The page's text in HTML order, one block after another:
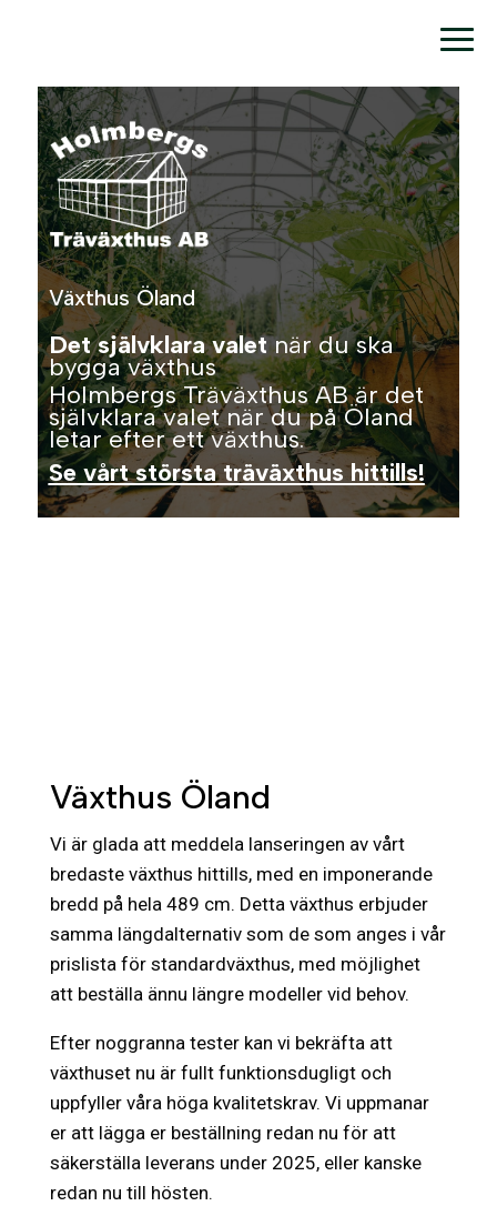
Växthus Öland
Det självklara valetnär du ska
bygga växthus
Holmbergs Träväxthus AB är det
självklara valet när du på Öland
letar efter ett växthus.
Se vårt största träväxthus hittills!
Växthus Öland
Vi är glada att meddela lanseringen av vårt
bredaste växthus hittills, med en imponerande
bredd på hela 489 cm. Detta växthus erbjuder
samma längdalternativ som de som anges i vår
prislista för standardväxthus, med möjlighet
att beställa ännu längre modeller vid behov.
Efter noggranna tester kan vi bekräfta att
växthuset nu är fullt funktionsdugligt och
uppfyller våra höga kvalitetskrav. Vi uppmanar
er att lägga er beställning redan nu för att
säkerställa leverans under 2025, eller kanske
redan nu till hösten.